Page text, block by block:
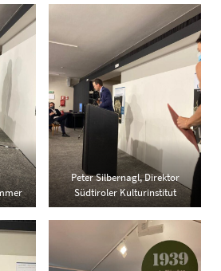
Peter Silbernagl, Direktor
Südtiroler Kulturinstitut